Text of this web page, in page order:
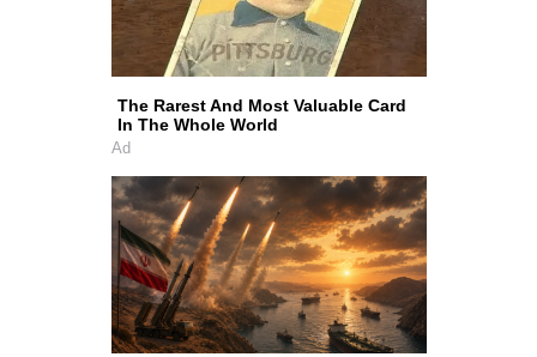
The Rarest And Most Valuable Card
In The Whole World
Ad